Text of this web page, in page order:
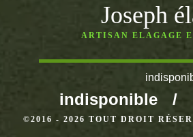
Joseph
ARTISAN ELAGAGE
indisponible /
©2016 - 2026 TOUT DROIT